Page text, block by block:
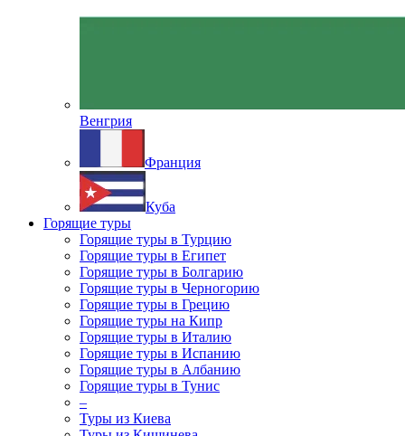
Венгрия
Франция
Куба
Горящие туры
Горящие туры в Турцию
Горящие туры в Египет
Горящие туры в Болгарию
Горящие туры в Черногорию
Горящие туры в Грецию
Горящие туры на Кипр
Горящие туры в Италию
Горящие туры в Испанию
Горящие туры в Албанию
Горящие туры в Тунис
–
Туры из Киева